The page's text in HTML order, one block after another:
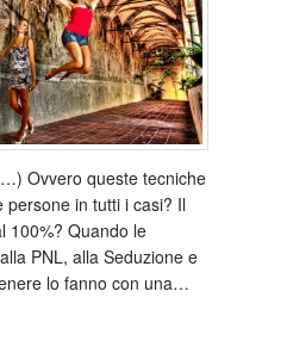
Ovvero queste tecniche
in tutti i casi? Il
100%? Quando le
PNL, alla Seduzione e
lo fanno con una…